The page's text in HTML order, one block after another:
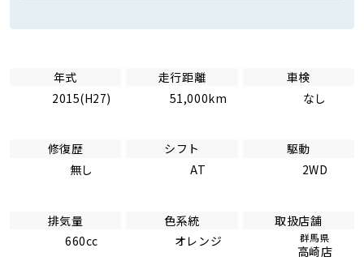
年式
2015(H27)
走行距離
51,000km
車検
なし
修復歴
無し
シフト
AT
駆動
2WD
排気量
660cc
色系統
オレンジ
取扱店舗
群馬県
高崎店